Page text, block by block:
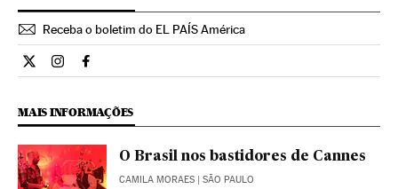
Receba o boletim do EL PAÍS América
Cultura El País Brasil en Twitter
Cultura El País Brasil en Instagram
Cultura El País Brasil en Facebook
MAIS INFORMAÇÕES
O Brasil nos bastidores de Cannes
CAMILA MORAES | SÃO PAULO